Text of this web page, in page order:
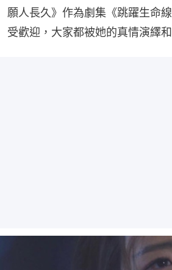
願人長久》作為劇集《跳躍生命
受歡迎，大家都被她的真情演繹